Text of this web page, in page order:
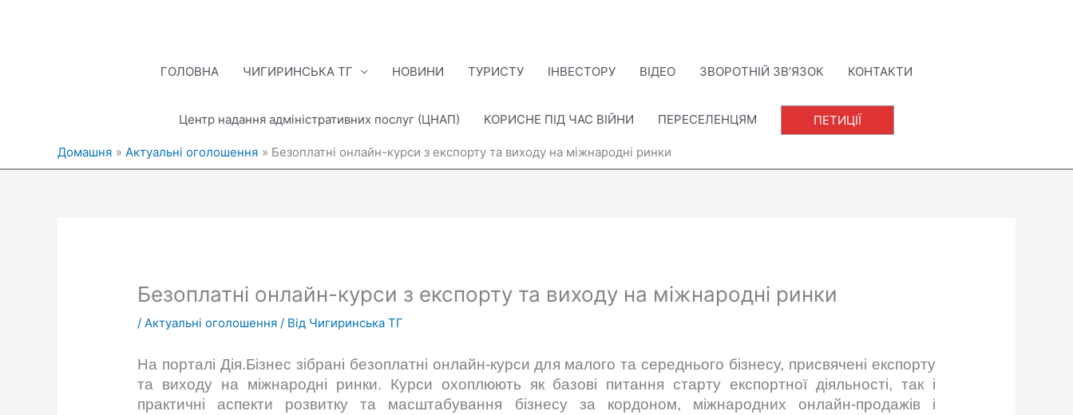
ГОЛОВНА
ЧИГИРИНСЬКА ТГ НОВИНИ ТУРИСТУ ІНВЕСТОРУ ВІДЕО ЗВОРОТНІЙ ЗВ’ЯЗОК КОНТАКТИ
Центр надання адміністративних послуг (ЦНАП) КОРИСНЕ ПІД ЧАС ВІЙНИ ПЕРЕСЕЛЕНЦЯМ ПЕТИЦІЇ
Домашня Актуальні оголошення Безоплатні онлайн-курси з експорту та виходу на міжнародні ринки
Безоплатні онлайн-курси з експорту та виходу на міжнародні ринки
/Актуальні оголошення / Від Чигиринська ТГ
На порталі Дія.Бізнес зібрані безоплатні онлайн-курси для малого та середнього бізнесу, присвячені експорту
та виходу на міжнародні ринки. Курси охоплюють як базові питання старту експортної діяльності, так і
практичні аспекти розвитку та масштабування бізнесу за кордоном, міжнародних онлайн-продажів і